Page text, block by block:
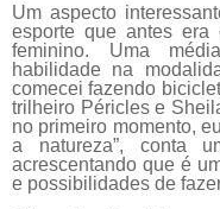
Um aspecto
esporte que antes era
feminino. Uma
habilidade na
comecei fazendo
trilheiro Péricles e
no primeiro momento,
a natureza”, conta
acrescentando que é
e possibilidades de